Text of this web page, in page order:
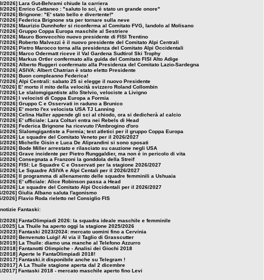
2026] Lara Gut-Behrami chiude la carriera
2026] Enrico Cattaneo : "saluto lo sci, è stato un grande onore"
2026] Brignone: "E' stato bello e divertente!"
2026] Federica Brignone sta per tornare sulla neve
2026] Maurizio Dunnhofer si riconferma al Comitato FVG, Iandolo al Molisano
2026] Gruppo Coppa Europa maschile al Sestriere
2026] Mauro Bonvecchio nuovo presidente di FISI Trentino
2026] Roberto Malvezzi è il nuovo presidente del Comitato Alpi Centrali
2026] Pietro Marocco torna alla presidenza del Comitato Alpi Occidentali
2026] Marco Odermatt riceve il Val Gardena Sudtirol Ski Trophy
2026] Markus Ortler confermato alla guida del Comitato FISI Alto Adige
2026] Alberto Ruggeri confermato alla Presidenza del Comitato Lazio-Sardegna
2026] ASIVA: Albert Chatrian è stato eletto Presidente
2026] Buon compleanno Federica!
2026] Alpi Centrali: sabato 25 si elegge il nuovo Presidente
2026] E' morto il mito della velocità svizzero Roland Collombin
2026] Le slalomgigantiste allo Stelvio, velociste a Livigno
2026] I velocisti di Coppa Europa a Formia
2026] Gruppo C e Osservati in raduno a Brunico
2026] E' morto l'ex velocista USA TJ Lanning
2026] Celina Haller appende gli sci al chiodo, ora si dedicherà al calcio
2026] E' ufficiale: Lara Colturi entra nei Rebels di Head
2026] Federica Brignone ha ricevuto l'Ambrogino d'oro
2026] Slalomgigantiste a Formia; test atletici per il gruppo Coppa Europa
2026] Le squadre del Comitato Veneto per il 2026/2027
2026] Michelle Gisin e Luca De Aliprandini si sono sposati
2026] Bode Miller arrestato e rilasciato su cauzione negli USA
2026] Grave incidente per Pietro Runggaldier, ma non è in pericolo di vita
2026] Consegnata a Franzoni la gonddola della Streif
2026] FISI: Le Squadre C e Osservati per la stagione 2026/2027
2026] Le Squadre ASIVA e Alpi Centali per il 2026/2027
2026] Il programma di allenamento delle squadre femminili a Ushuaia
2026] E' ufficiale: Alice Robinson passa a Head
2026] Le squadre del Comitato Alpi Occidentali per il 2026/2027
2026] Giulia Albano saluta l'agonismo
2026] Flavio Roda rieletto nel Consiglio FIS
Fantaski:
2026] FantaOlimpiadi 2026: la squadra ideale maschile e femminile
2025] La Thuile ha aperto oggi la stagione 2025/2026
2023] Fantaski 2023/2024: mercato uomini fino a Cervinia
2020] Benvenuto Luigi! Al via il Taglio di Grasscutter
2019] La Thuile: diamo una manche al Telefono Azzurro
2018] Fantanotti Olimpiche - Analisi dei Giochi 2018
2018] Aperte le FantaOlimpiadi 2018!
2017] Fantaski.it disponibile anche su Telegram !
2017] A La Thuile stagione aperta dal 2 dicembre
2017] Fantaski 2018 - mercato maschile aperto fino Levi